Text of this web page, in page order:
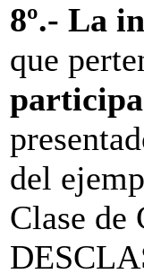
8º.- La
que
del
Clase de